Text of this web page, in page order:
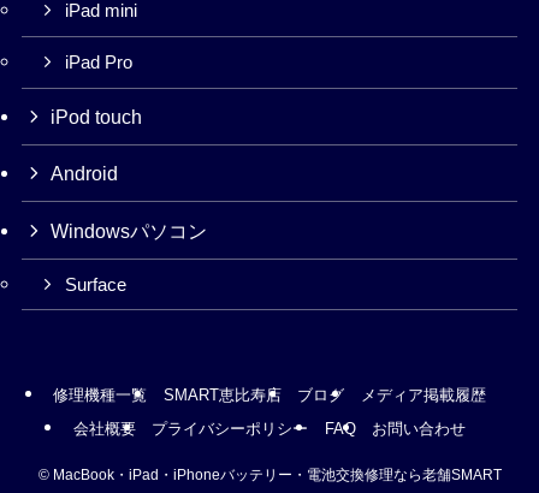
iPad mini
iPad Pro
iPod touch
Android
Windowsパソコン
Surface
修理機種一覧 SMART恵比寿店 ブログ
メディア掲載履歴
会社概要
プライバシーポリシー FAQ お問い合わせ
© MacBook・iPad・iPhoneバッテリー・電池交換修理なら老舗SMART